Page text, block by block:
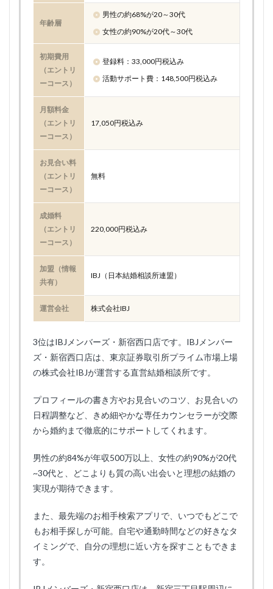
年齢層
男性の約68%が20～30代
女性の約90%が20代～30代
初期費用
（エントリ
ーコース）
登録料：33,000円税込み
活動サポート費：148,500円税込み
月額料金
（エントリ
ーコース）
17,050円税込み
お見合い料
（エントリ
ーコース）
無料
成婚料
（エントリ
ーコース）
220,000円税込み
加盟（情報
共有）
IBJ（日本結婚相談所連盟）
運営会社 株式会社IBJ
3位はIBJメンバーズ・新宿西口店です。IBJメンバー
ズ・新宿西口店は、東京証券取引所プライム市場上場
の株式会社IBJが運営する直営結婚相談所です。
プロフィールの書き方やお見合いのコツ、お見合いの
日程調整など、きめ細やかな専任カウンセラーが交際
から婚約まで徹底的にサポートしてくれます。
男性の約84%が年収500万以上、女性の約90%が20代
~30代と、どこよりも質の高い出会いと理想の結婚の
実現が期待できます。
また、最先端のお相手検索アプリで、いつでもどこで
もお相手探しが可能。自宅や通勤時間などの好きなタ
イミングで、自分の理想に近い方を探すこともできま
す。